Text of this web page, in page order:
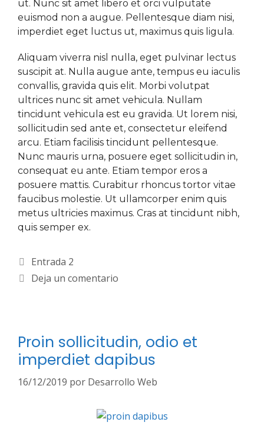
ut. Nunc sit amet libero et orci vulputate
euismod non a augue. Pellentesque diam nisi,
imperdiet eget luctus ut, maximus quis ligula.
Aliquam viverra nisl nulla, eget pulvinar lectus
suscipit at. Nulla augue ante, tempus eu iaculis
convallis, gravida quis elit. Morbi volutpat
ultrices nunc sit amet vehicula. Nullam
tincidunt vehicula est eu gravida. Ut lorem nisi,
sollicitudin sed ante et, consectetur eleifend
arcu. Etiam facilisis tincidunt pellentesque.
Nunc mauris urna, posuere eget sollicitudin in,
consequat eu ante. Etiam tempor eros a
posuere mattis. Curabitur rhoncus tortor vitae
faucibus molestie. Ut ullamcorper enim quis
metus ultricies maximus. Cras at tincidunt nibh,
quis semper ex.
Entrada 2
Deja un comentario
Proin sollicitudin, odio et
imperdiet dapibus
16/12/2019 por Desarrollo Web